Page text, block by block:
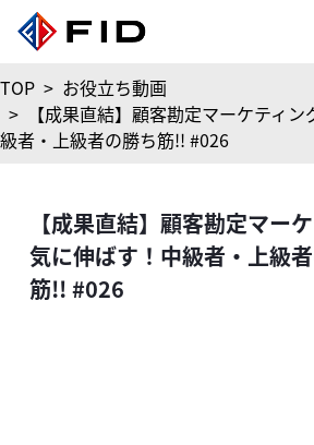
TOP > お役立ち動画
>
【成果直結】顧客勘定マーケティ
級者・上級者の勝ち筋!! #026
【成果直結】顧客勘定マー
気に伸ばす！中級者・上級
筋!! #026